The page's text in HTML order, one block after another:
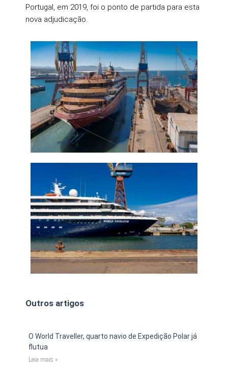
Portugal, em 2019, foi o ponto de partida para esta
nova adjudicação.
Outros artigos
O World Traveller, quarto navio de Expedição Polar já
flutua
Leia mais »